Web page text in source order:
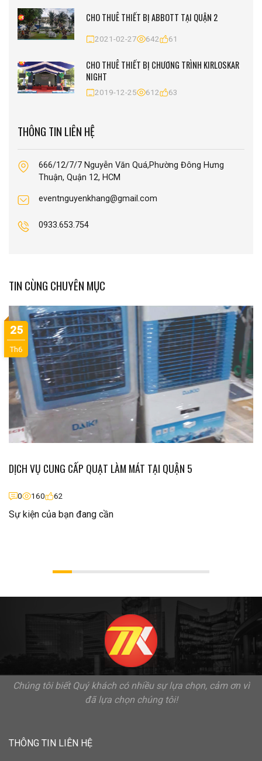
CHO THUÊ THIẾT BỊ ABBOTT TẠI QUẬN 2
2021-02-27 642 61
CHO THUÊ THIẾT BỊ CHƯƠNG TRÌNH KIRLOSKAR
NIGHT
2019-12-25 612 63
THÔNG TIN LIÊN HỆ
666/12/7/7 Nguyễn Văn Quá,Phường Đông Hưng
Thuận, Quận 12, HCM
eventnguyenkhang@gmail.com
0933.653.754
TIN CÙNG CHUYÊN MỤC
DỊCH VỤ CUNG CẤP QUẠT LÀM MÁT TẠI QUẬN 5
0 160 62
Sự kiện của bạn đang cần
25
Th6
Chúng tôi biết Quý khách có nhiều sự lựa chọn, cảm ơn vì
đã lựa chọn chúng tôi!
THÔNG TIN LIÊN HỆ